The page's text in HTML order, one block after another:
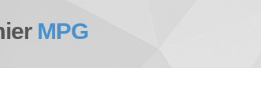
MPG